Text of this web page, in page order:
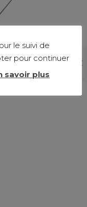
le suivi de
pour continuer
savoir plus